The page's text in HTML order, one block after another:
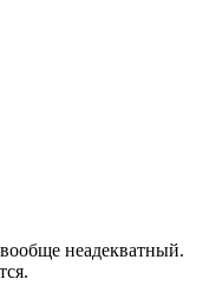
неадекватный.